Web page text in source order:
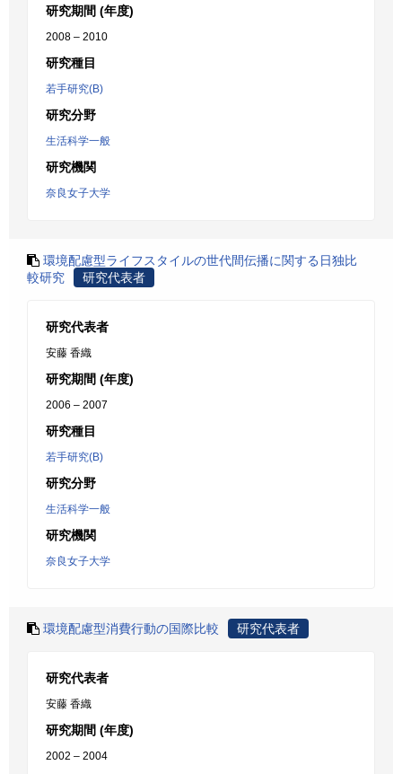
研究期間 (年度)
2008 – 2010
研究種目
若手研究(B)
研究分野
生活科学一般
研究機関
奈良女子大学
環境配慮型ライフスタイルの世代間伝播に関する日独比
較研究
研究代表者
研究代表者
安藤 香織
研究期間 (年度)
2006 – 2007
研究種目
若手研究(B)
研究分野
生活科学一般
研究機関
奈良女子大学
環境配慮型消費行動の国際比較 研究代表者
研究代表者
安藤 香織
研究期間 (年度)
2002 – 2004